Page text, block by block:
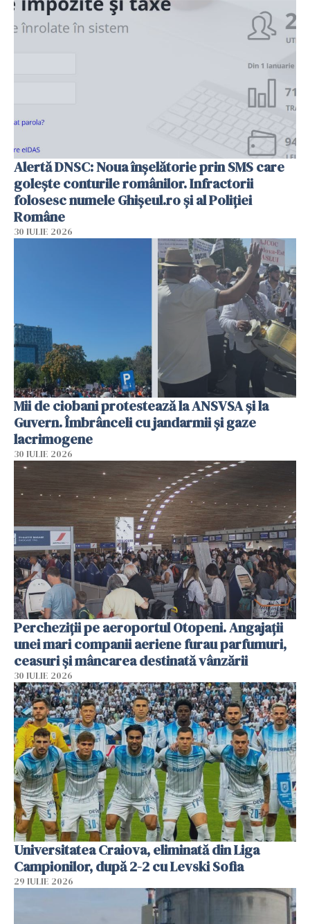
Alertă DNSC: Noua înșelătorie prin SMS care
golește conturile românilor. Infractorii
folosesc numele Ghișeul.ro și al Poliției
Române
30 IULIE 2026
Mii de ciobani protestează la ANSVSA și la
Guvern. Îmbrânceli cu jandarmii și gaze
lacrimogene
30 IULIE 2026
Percheziții pe aeroportul Otopeni. Angajații
unei mari companii aeriene furau parfumuri,
ceasuri și mâncarea destinată vânzării
30 IULIE 2026
Universitatea Craiova, eliminată din Liga
Campionilor, după 2-2 cu Levski Sofia
29 IULIE 2026